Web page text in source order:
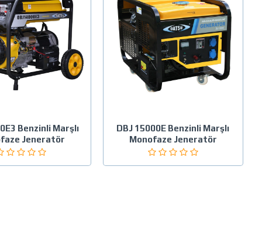
Benzinli Marşlı
Jeneratör
DBJ 15000E Benzinli Marşlı
Monofaze Jeneratör